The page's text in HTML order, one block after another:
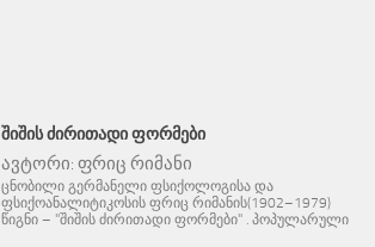
ᲨᲘᲨᲘᲡ ᲫᲘᲠᲘᲗᲐᲓᲘ ᲤᲝᲠᲛᲔᲑᲘ
ავტორი: ფრიც რიმანი
ცნობილი გერმანელი ფსიქოლოგისა და
ფსიქოანალიტიკოსის ფრიც რიმანის(1902–1979)
წიგნი – "შიშის ძირითადი ფორმები" . პოპულარული